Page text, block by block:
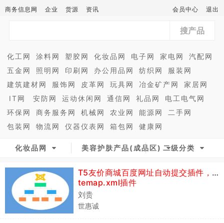
商务信息网 企业 货源 资讯 会员中心 退出
搜产品
化工网 涂料网 塑胶网 化妆品网 电子网 家电网
汽配网
五金网
照明网 印刷网 办公用品网 纺织网
服装网
建筑建材网
服饰网 皮革网 玩具网 冶金矿产网
家居网
IT网
安防网 运动休闲网 通信网 礼品网
电工电气网
环保网
商务服务网 机械网 农业网 能源网
二手网
包装网
物流网 仪器仪表网 箱包网 健康网
化妆品网 美容护肤产品(成品区) 二级分类
T5友价商城百度网址自动提交插件，si
temap.xml插件
刘贵
世惠诚